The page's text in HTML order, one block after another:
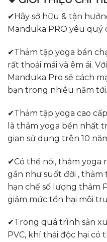
✔Hãy sở hữu & tận
Manduka PRO yêu quý
✔Thảm tập yoga bán
rất thoải mái và êm ái.
Manduka Pro sẽ cách
bạn trong nhiều năm tới.
✔Thảm tập yoga cao
là thảm yoga bền nhất
gian sử dụng trên 10
✔Có thể nói, thảm yoga
gần như suốt đời , thảm
hạn chế số lượng thảm
giảm mức tổn hại môi
✔Trong quá trình sản
PVC, khí thải độc hại